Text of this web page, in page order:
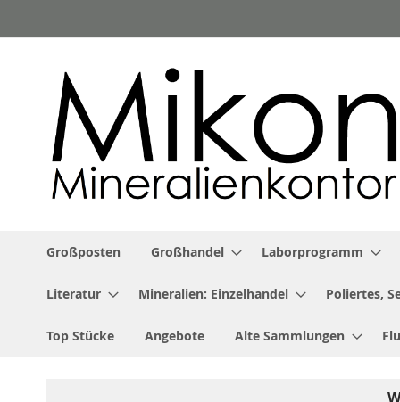
Inhalt
Großposten Großhandel Laborprogramm
Literatur Mineralien: Einzelhandel Poliertes,
Top Stücke Angebote Alte Sammlungen